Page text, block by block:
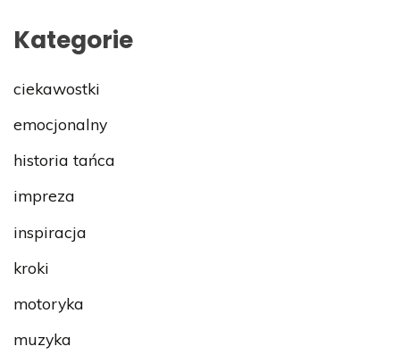
Kategorie
ciekawostki
emocjonalny
historia tańca
impreza
inspiracja
kroki
motoryka
muzyka